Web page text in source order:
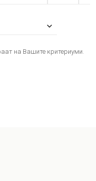
на Вашите критериуми.